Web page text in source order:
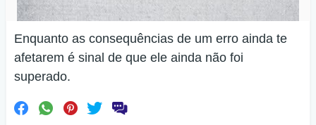
Enquanto as consequências de um erro ainda te
afetarem é sinal de que ele ainda não foi
superado.